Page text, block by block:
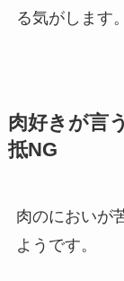
る気がします。
肉好きが言
抵NG
肉のにおいが
ようです。